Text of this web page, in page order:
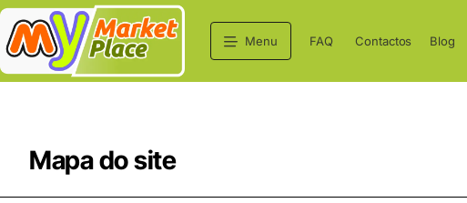
Menu FAQ Contactos Blog
Mapa do site